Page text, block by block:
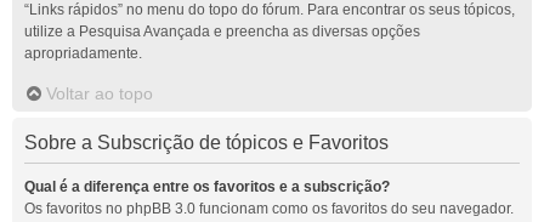
“Links rápidos” no menu do topo do fórum. Para encontrar os seus tópicos,
utilize a Pesquisa Avançada e preencha as diversas opções
apropriadamente.
Voltar ao topo
Sobre a Subscrição de tópicos e Favoritos
Qual é a diferença entre os favoritos e a subscrição?
Os favoritos no phpBB 3.0 funcionam como os favoritos do seu navegador.